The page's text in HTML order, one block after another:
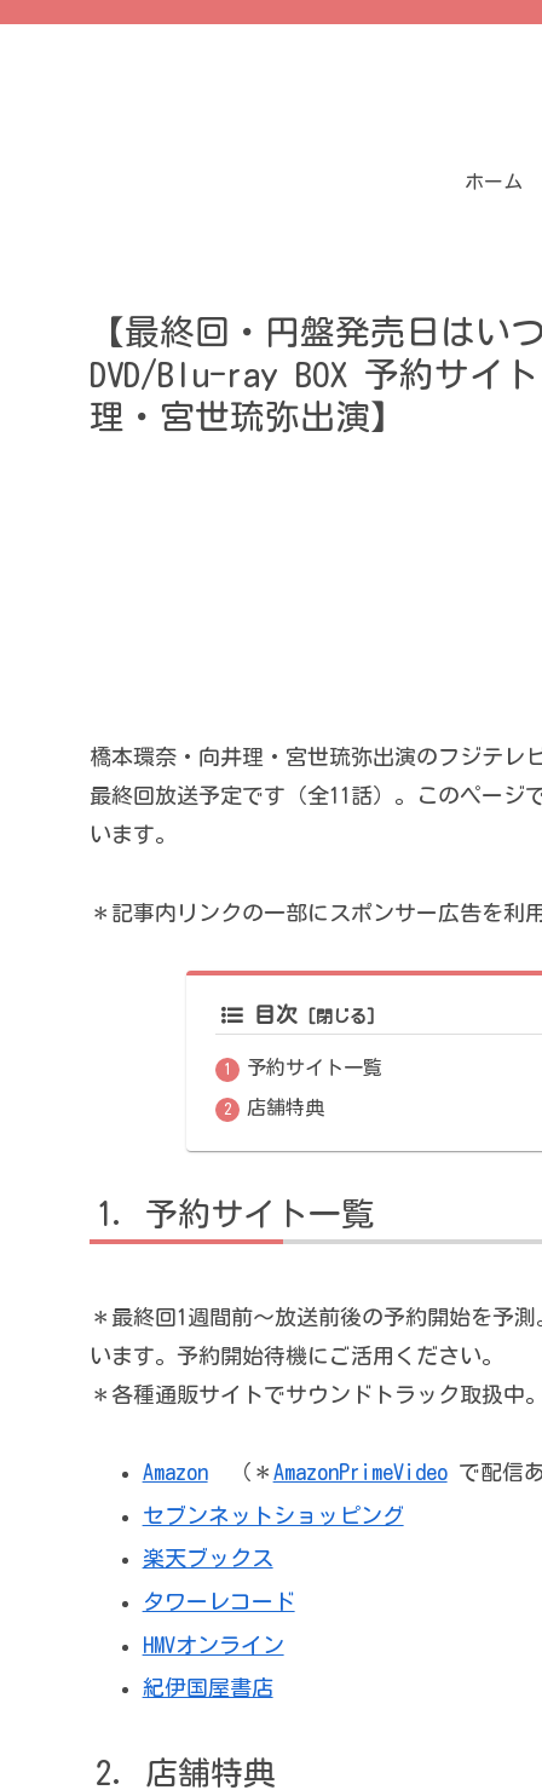
ホーム
【最終回・円盤発売日はい
DVD/Blu-ray BOX 予約サイ
理・宮世琉弥出演】
橋本環奈・向井理・宮世琉弥出演のフジテレ
最終回放送予定です（全11話）。このページ
います。
＊記事内リンクの一部にスポンサー広告を利
目次
予約サイト一覧
店舗特典
予約サイト一覧
＊最終回1週間前～放送前後の予約開始を予
います。予約開始待機にご活用ください。
＊各種通販サイトでサウンドトラック取扱中。
Amazon（＊ AmazonPrimeVideoで配信あ
セブンネットショッピング
楽天ブックス
タワーレコード
HMVオンライン
紀伊国屋書店
店舗特典